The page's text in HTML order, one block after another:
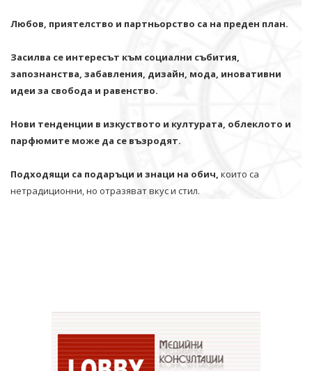
Любов, приятелство и партньорство са на преден план.
Засилва се интересът към социални събития,
запознанства, забавления, дизайн, мода, иновативни
идеи за свобода и равенство.
Нови тенденции в изкуството и културата, облеклото и
парфюмите може да се възродят.
Подходящи са подаръци и знаци на обич, които са
нетрадиционни, но отразяват вкус и стил.